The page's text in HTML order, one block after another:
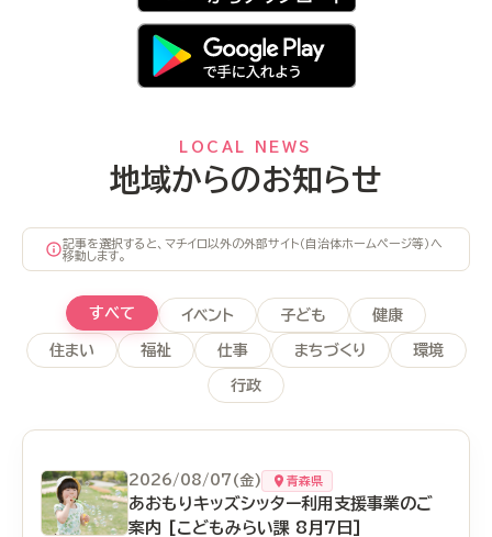
LOCAL NEWS
地域からのお知らせ
記事を選択すると、マチイロ以外の外部サイト（自治体ホームページ等）へ
移動します。
すべて イベント 子ども 健康
住まい 福祉 仕事 まちづくり 環境
行政
2026/08/07(金) 青森県
あおもりキッズシッター利用支援事業のご
案内 [こどもみらい課 8月7日]